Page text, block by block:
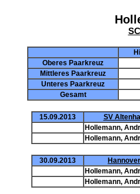
Oberes Paarkreuz
Mittleres Paarkreuz
Unteres Paarkreuz
Gesamt
15.09.2013
SV
Hollemann,
Hollemann,
30.09.2013
Hollemann,
Hollemann,